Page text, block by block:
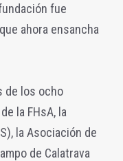
fue
ahora ensancha
de los ocho
la FHsA, la
la Asociación de
de Calatrava